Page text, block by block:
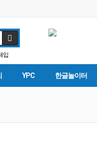
입
YPC 한글놀이터